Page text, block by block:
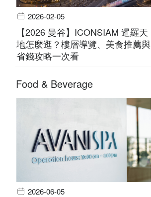
2026-02-05
【2026 曼谷】ICONSIAM 暹羅天
地怎麼逛？樓層導覽、美食推薦與
省錢攻略一次看
Food & Beverage
2026-06-05